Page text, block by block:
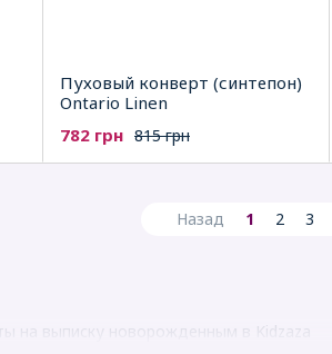
на выписку новорожденным в Kidzaza
Пуховый конверт (синтепон)
Ontario Linen
815 грн
782 грн
Назад 1 2 3